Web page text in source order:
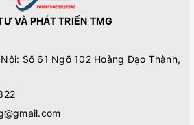
VÀ PHÁT TRIỂN TMG
Số 61 Ngõ 102 Hoàng Đạo Thành,